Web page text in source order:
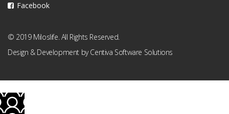
Facebook
© 2019 Miloslife. All Rights Reserved.
Design & Development byCentiva Software Solutions